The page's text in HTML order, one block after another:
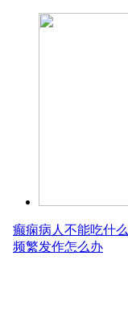
癫痫病人不能吃什么
频繁发作怎么办